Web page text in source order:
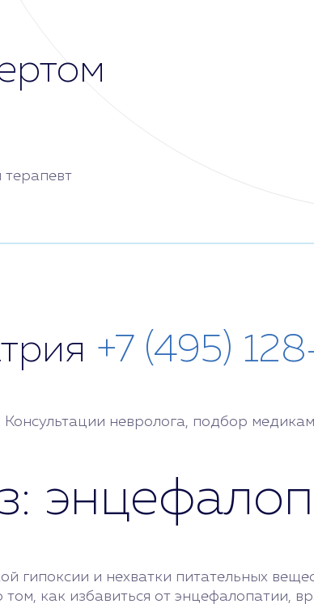
терапевт
+7 (495)
невролога, подбор
гипоксии и нехватки питательных
как избавиться от энцефалопатии,